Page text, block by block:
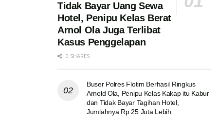
Tidak Bayar Uang Sewa
Hotel, Penipu Kelas Berat
Arnol Ola Juga Terlibat
Kasus Penggelapan
0 SHARES
Buser Polres Flotim Berhasil Ringkus
Arnold Ola, Penipu Kelas Kakap itu Kabur
dan Tidak Bayar Tagihan Hotel,
Jumlahnya Rp 25 Juta Lebih